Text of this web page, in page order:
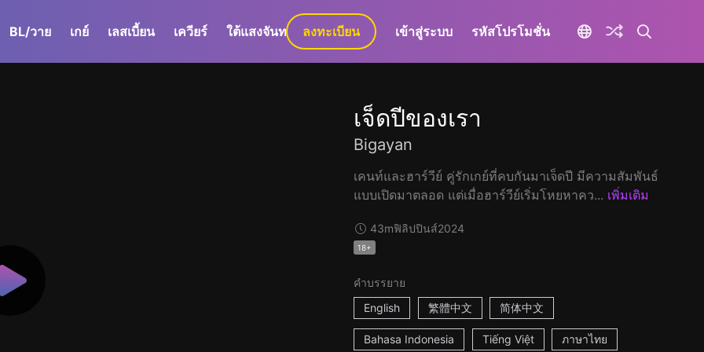
BL/วาย เกย์ เลสเบี้ยน เควียร์ ใต้แสงจันทร์ GaLa+
ลงทะเบียน เข้าสู่ระบบ รหัสโปรโมชั่น
เจ็ดปีของเรา
Bigayan
เคนท์และฮาร์วีย์ คู่รักเกย์ที่คบกันมาเจ็ดปี มีความสัมพันธ์
แบบเปิดมาตลอด แต่เมื่อฮาร์วีย์เริ่มโหยหาคว... เพิ่มเติม
43mฟิลิปปินส์2024
18+
คำบรรยาย
English
繁體中文 简体中文
Bahasa Indonesia Tiếng Việt ภาษาไทย